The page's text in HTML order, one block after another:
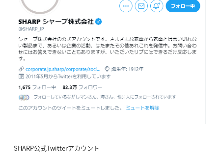
SHARP公式Twitterアカウント